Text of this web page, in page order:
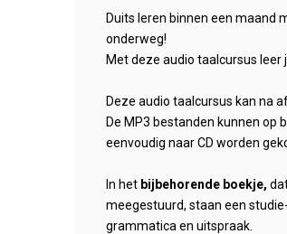
Duits leren binnen een maand
onderweg!
Met deze audio taalcursus leer
Deze audio taalcursus kan na
De MP3 bestanden kunnen op
eenvoudig naar CD worden
In het bijbehorende boekje,
meegestuurd, staan een
grammatica en uitspraak.